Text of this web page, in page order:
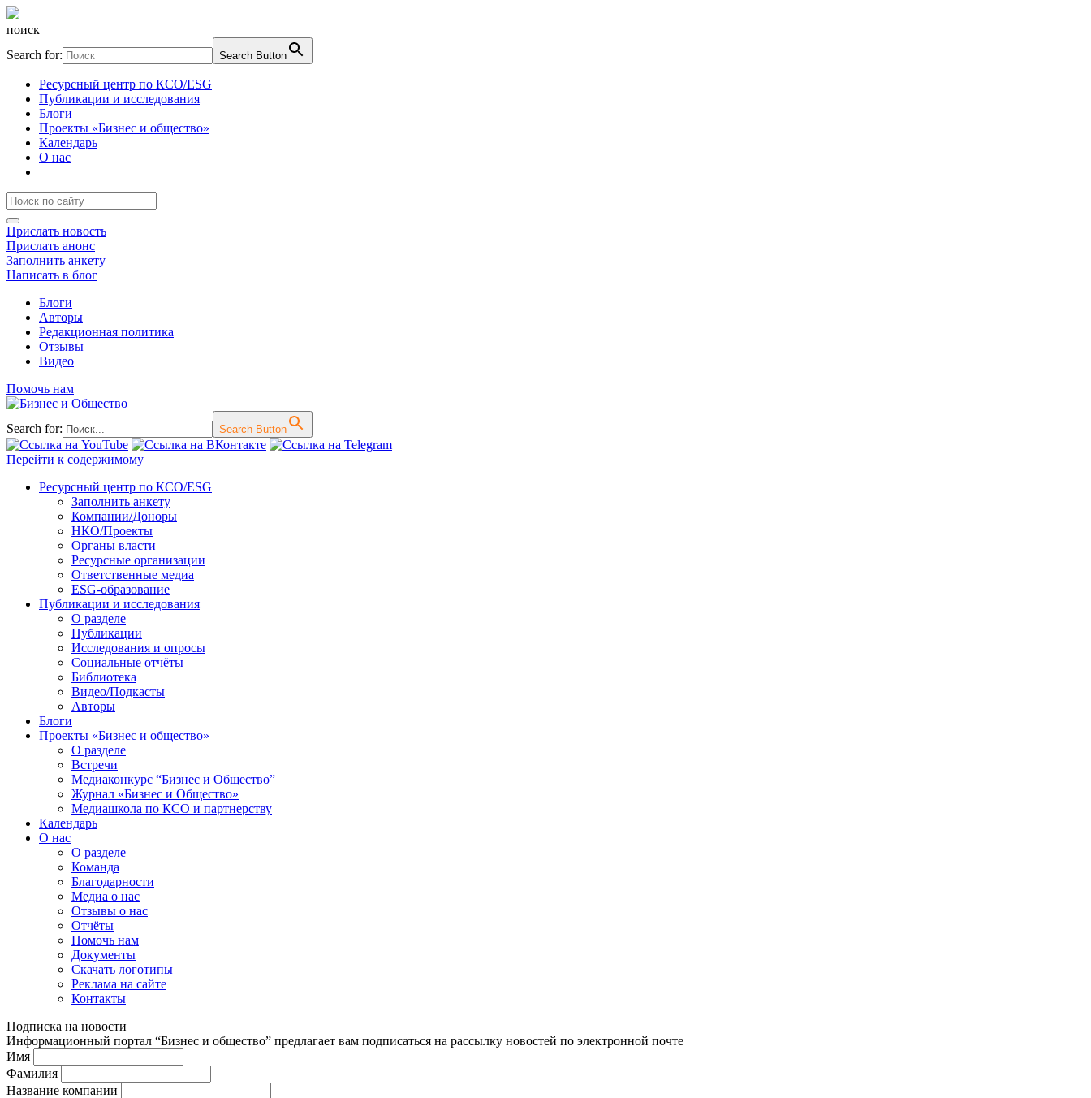
поиск
Search for:
Search Button
Ресурсный центр по КСО/ESG
Публикации и исследования
Блоги
Проекты «Бизнес и общество»
Календарь
О нас
Прислать новость
Прислать анонс
Заполнить анкету
Написать в блог
Блоги
Авторы
Редакционная политика
Отзывы
Видео
Помочь нам
Search for: Search Button
Перейти к содержимому
Ресурсный центр по КСО/ESG
Заполнить анкету
Компании/Доноры
НКО/Проекты
Органы власти
Ресурсные организации
Ответственные медиа
ESG-образование
Публикации и исследования
О разделе
Публикации
Исследования и опросы
Социальные отчёты
Библиотека
Видео/Подкасты
Авторы
Блоги
Проекты «Бизнес и общество»
О разделе
Встречи
Медиаконкурс “Бизнес и Общество”
Журнал «Бизнес и Общество»
Медиашкола по КСО и партнерству
Календарь
О нас
О разделе
Команда
Благодарности
Медиа о нас
Отзывы о нас
Отчёты
Помочь нам
Документы
Скачать логотипы
Реклама на сайте
Контакты
Подписка на новости
Информационный портал “Бизнес и общество” предлагает вам подписаться на рассылку новостей по электронной почте
Имя
Фамилия
Название компании